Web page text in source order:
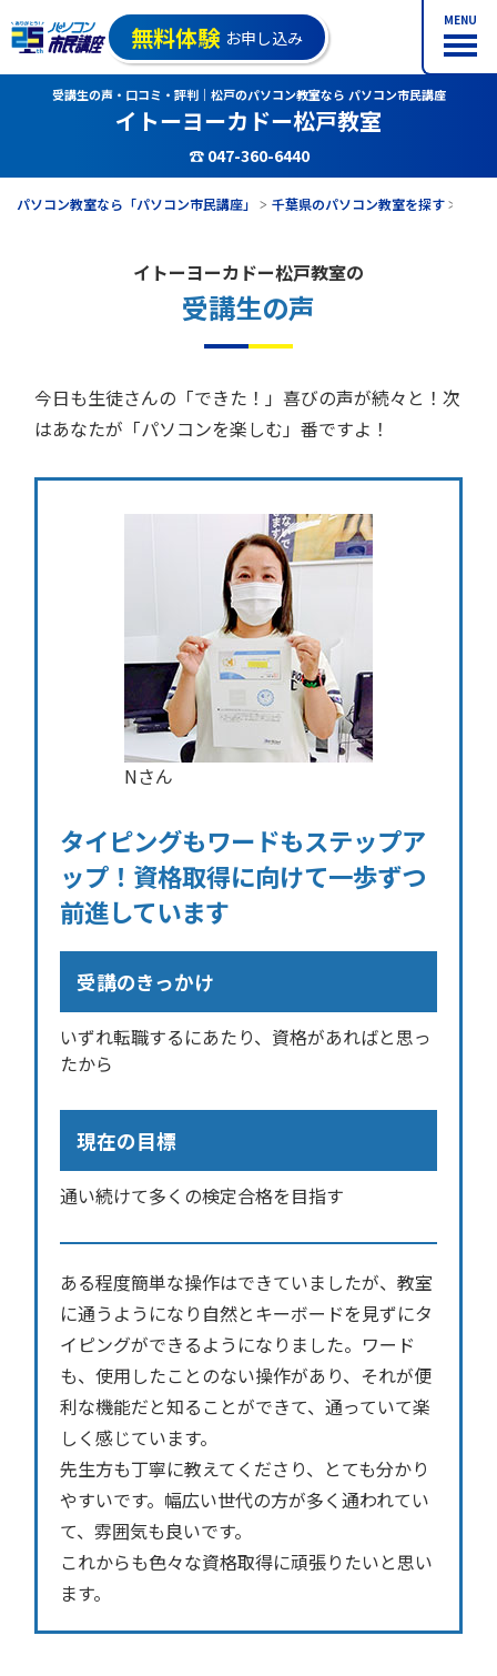
MENU
無料体験 お申し込み
受講生の声・口コミ・評判｜松戸のパソコン教室なら パソコン市民講座
イトーヨーカドー松戸教室
☎ 047-360-6440
パソコン教室なら「パソコン市民講座」 千葉県のパソコン教室を探す
イトーヨーカドー松戸教室の
受講生の声
今日も生徒さんの「できた！」喜びの声が続々と！次
はあなたが「パソコンを楽しむ」番ですよ！
Nさん
タイピングもワードもステップア
ップ！資格取得に向けて一歩ずつ
前進しています
受講のきっかけ
いずれ転職するにあたり、資格があればと思っ
たから
現在の目標
通い続けて多くの検定合格を目指す
ある程度簡単な操作はできていましたが、教室
に通うようになり自然とキーボードを見ずにタ
イピングができるようになりました。ワード
も、使用したことのない操作があり、それが便
利な機能だと知ることができて、通っていて楽
しく感じています。
先生方も丁寧に教えてくださり、とても分かり
やすいです。幅広い世代の方が多く通われてい
て、雰囲気も良いです。
これからも色々な資格取得に頑張りたいと思い
ます。